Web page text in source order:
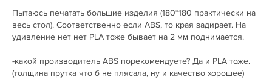
Пытаюсь печатать большие изделия (180*180 практически на
весь стол). Соответственно если ABS, то края задирает. На
удивление нет нет PLA тоже бывает на 2 мм поднимается.
-какой производитель ABS порекомендуете? Да и PLA тоже.
(толщина прутка что б не плясала, ну и качество хорошее)